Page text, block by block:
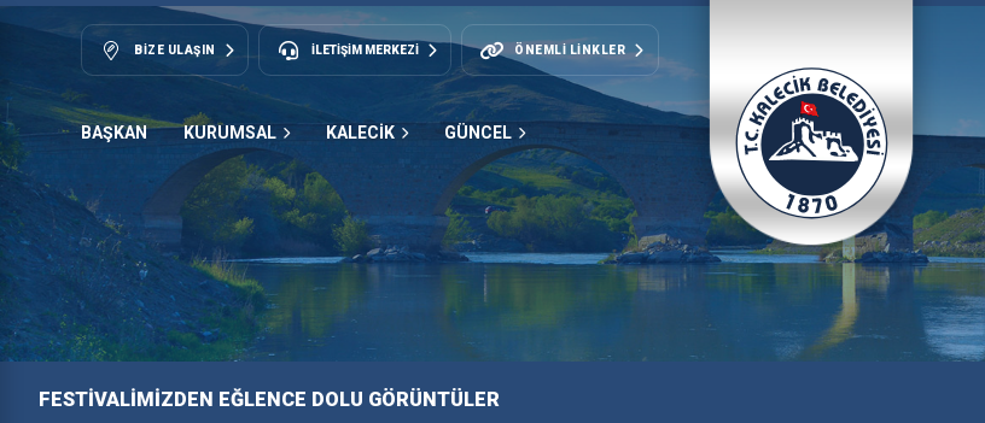
BIZE ULAŞIN İLETİŞİM MERKEZİ ÖNEMLI LINKLER
BAŞKAN KURUMSAL KALECİK GÜNCEL
FESTİVALİMİZDEN EĞLENCE DOLU GÖRÜNTÜLER